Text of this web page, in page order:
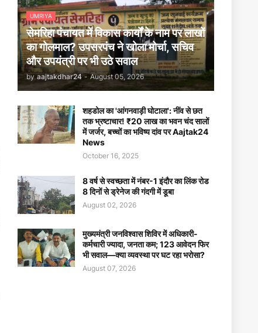
UMRIYA
सेमरिहा पंचायत में विकास कार्यों के नाम पर लाखों
का गोलमाल? उपसरपंच ने खोला मोर्चा, सचिव
और उपयंत्री पर भी उठे सवाल
by aajtakdhar24 - August 05, 2026
शहडोल का 'आंगनवाड़ी घोटाला': नींव से छत
तक भ्रष्टाचार! ₹20 लाख का भवन चंद सालों
में जर्जर, बच्चों का भविष्य दांव पर Aajtak24
News
October 16, 2025
8 वर्ष से स्वच्छता में नंबर-1 इंदौर का लिंक रोड
8 दिनों से ड्रेनेज की गंदगी में डूबा
August 02, 2026
मुख्यमंत्री जनविश्वास शिविर में अधिकारी-
कर्मचारी ज्यादा, जनता कम; 123 आवेदन फिर
भी सवाल—क्या व्यवस्था पर घट रहा भरोसा?
August 07, 2026